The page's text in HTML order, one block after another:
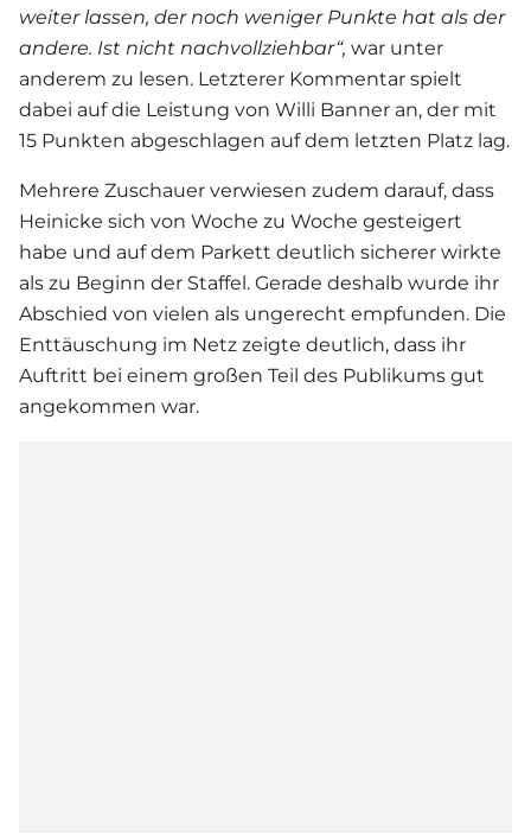
weiter lassen, der noch weniger Punkte hat als der
andere. Ist nicht nachvollziehbar“, war unter
anderem zu lesen. Letzterer Kommentar spielt
dabei auf die Leistung von Willi Banner an, der mit
15 Punkten abgeschlagen auf dem letzten Platz lag.
Mehrere Zuschauer verwiesen zudem darauf, dass
Heinicke sich von Woche zu Woche gesteigert
habe und auf dem Parkett deutlich sicherer wirkte
als zu Beginn der Staffel. Gerade deshalb wurde ihr
Abschied von vielen als ungerecht empfunden. Die
Enttäuschung im Netz zeigte deutlich, dass ihr
Auftritt bei einem großen Teil des Publikums gut
angekommen war.